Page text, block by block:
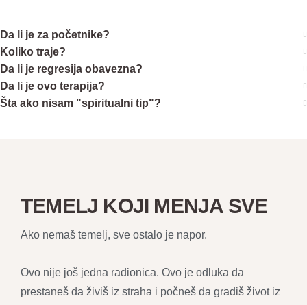
Da li je za početnike?
Koliko traje?
Da li je regresija obavezna?
Da li je ovo terapija?
Šta ako nisam "spiritualni tip"?
TEMELJ KOJI MENJA SVE
Ako nemaš temelj, sve ostalo je napor.
Ovo nije još jedna radionica. Ovo je odluka da
prestaneš da živiš iz straha i počneš da gradiš život iz